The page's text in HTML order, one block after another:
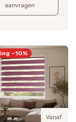
aanvragen
Vanaf
−10%